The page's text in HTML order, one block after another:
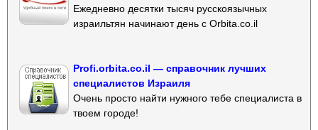
Ежедневно десятки тысяч русскоязычных
израильтян начинают день с Orbita.co.il
Profi.orbita.co.il — справочник лучших
специалистов Израиля
Очень просто найти нужного тебе специалиста в
твоем городе!